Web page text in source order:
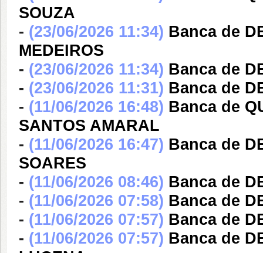
SOUZA
- (23/06/2026 11:34) Banca de
MEDEIROS
- (23/06/2026 11:34) Banca de
- (23/06/2026 11:31) Banca de
- (11/06/2026 16:48) Banca de
SANTOS AMARAL
- (11/06/2026 16:47) Banca de
SOARES
- (11/06/2026 08:46) Banca de
- (11/06/2026 07:58) Banca de
- (11/06/2026 07:57) Banca de
- (11/06/2026 07:57) Banca de